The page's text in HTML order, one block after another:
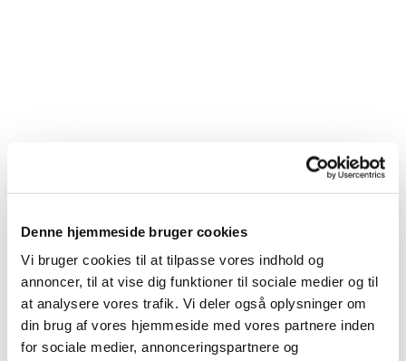
Denne hjemmeside bruger cookies
Vi bruger cookies til at tilpasse vores indhold og
annoncer, til at vise dig funktioner til sociale medier og til
at analysere vores trafik. Vi deler også oplysninger om
din brug af vores hjemmeside med vores partnere inden
for sociale medier, annonceringspartnere og
Du vil måske også kunne lide...